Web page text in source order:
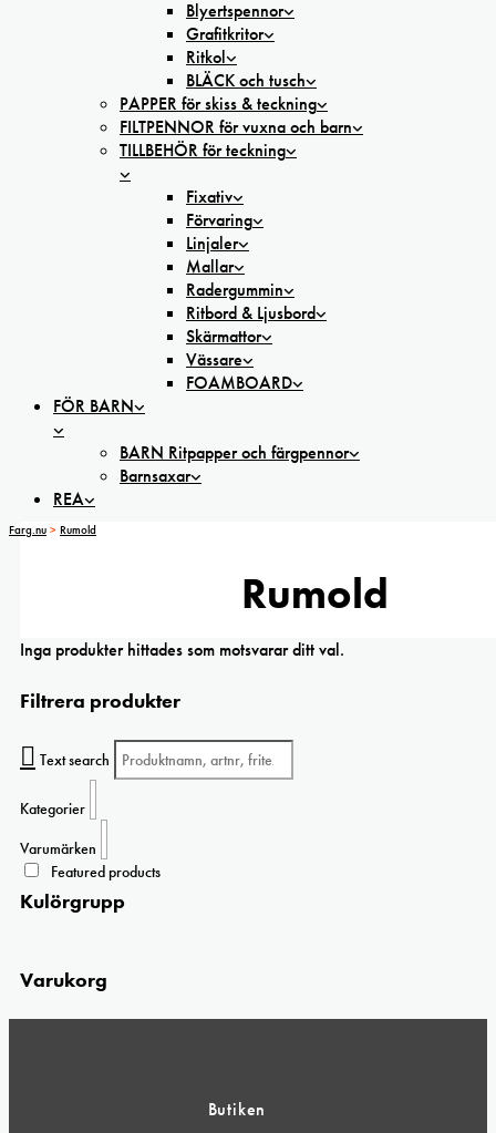
Blyertspennor
Grafitkritor
Ritkol
BLÄCK och tusch
PAPPER för skiss & teckning
FILTPENNOR för vuxna och barn
TILLBEHÖR för teckning
Fixativ
Förvaring
Linjaler
Mallar
Radergummin
Ritbord & Ljusbord
Skärmattor
Vässare
FOAMBOARD
FÖR BARN
BARN Ritpapper och färgpennor
Barnsaxar
REA
Farg.nu > Rumold
Rumold
Inga produkter hittades som motsvarar ditt val.
Filtrera produkter
Text search
Kategorier
Varumärken
Featured products
Kulörgrupp
Varukorg
Butiken